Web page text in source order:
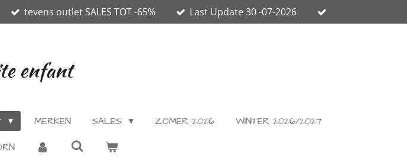
tevens outlet SALES TOT -65% Last Update 30 -07-2026
enfant
MERKEN SALES ZOMER 2026
WINTER 2026/2027